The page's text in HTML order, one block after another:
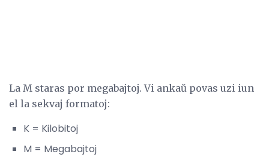
La M staras por megabajtoj. Vi ankaŭ povas uzi iun
el la sekvaj formatoj:
K = Kilobitoj
M = Megabajtoj